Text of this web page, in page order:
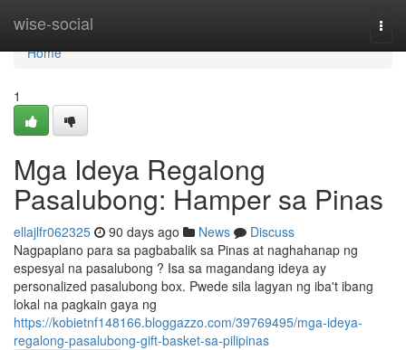
wise-social
Home
Home
1
Mga Ideya Regalong
Pasalubong: Hamper sa Pinas
ellajlfr062325 90 days ago News
Discuss
Nagpaplano para sa pagbabalik sa Pinas at naghahanap ng
espesyal na pasalubong ? Isa sa magandang ideya ay
personalized pasalubong box. Pwede sila lagyan ng iba't ibang
lokal na pagkain gaya ng
https://kobietnf148166.bloggazzo.com/39769495/mga-ideya-
regalong-pasalubong-gift-basket-sa-pilipinas